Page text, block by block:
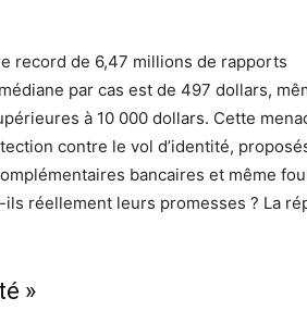
record de 6,47 millions de rapports
par cas est de 497 dollars,
à 10 000 dollars. Cette
contre le vol d’identité,
bancaires et même
réellement leurs promesses ? La
»